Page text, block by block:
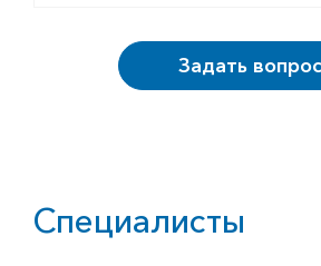
Задать вопрос
Специалисты